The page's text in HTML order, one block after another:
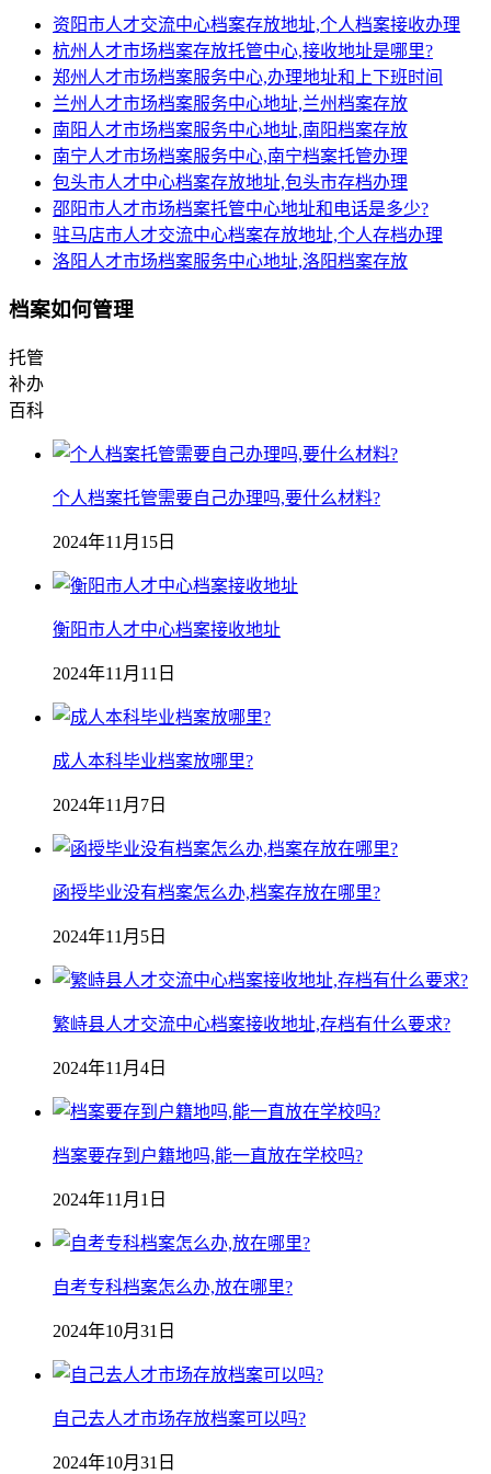
资阳市人才交流中心档案存放地址,个人档案接收办理
杭州人才市场档案存放托管中心,接收地址是哪里?
郑州人才市场档案服务中心,办理地址和上下班时间
兰州人才市场档案服务中心地址,兰州档案存放
南阳人才市场档案服务中心地址,南阳档案存放
南宁人才市场档案服务中心,南宁档案托管办理
包头市人才中心档案存放地址,包头市存档办理
邵阳市人才市场档案托管中心地址和电话是多少?
驻马店市人才交流中心档案存放地址,个人存档办理
洛阳人才市场档案服务中心地址,洛阳档案存放
档案如何管理
托管
补办
百科
个人档案托管需要自己办理吗,要什么材料?
2024年11月15日
衡阳市人才中心档案接收地址
2024年11月11日
成人本科毕业档案放哪里?
2024年11月7日
函授毕业没有档案怎么办,档案存放在哪里?
2024年11月5日
繁峙县人才交流中心档案接收地址,存档有什么要求?
2024年11月4日
档案要存到户籍地吗,能一直放在学校吗?
2024年11月1日
自考专科档案怎么办,放在哪里?
2024年10月31日
自己去人才市场存放档案可以吗?
2024年10月31日